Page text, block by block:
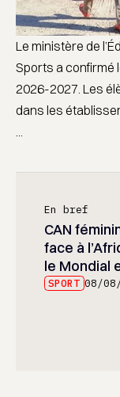
Le ministère de
Sports a confirmé
2026-2027. Les
dans les
...
En bref
CAN
face à
le Mondial
SPORT 08/